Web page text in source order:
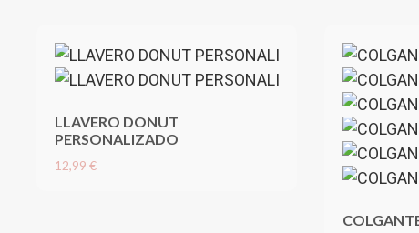
LLAVERO DONUT
PERSONALIZADO
12,99 €